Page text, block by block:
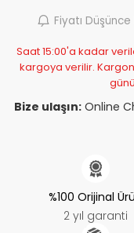
Fiyatı
Saat 15:00'a kadar
kargoya verilir.
Bize ulaşın:Online
%100 Orijinal
2 yıl garanti